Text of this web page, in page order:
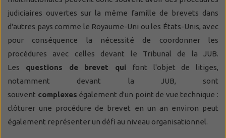
judiciaires ouvertes sur la même famille de brevets dans
d'autres pays comme le Royaume-Uni ou les États-Unis, avec
pour conséquence la nécessité de coordonner les
procédures avec celles devant le Tribunal de la JUB.
Les questions de brevet qui font l'objet de litiges,
notamment devant la JUB, sont
souvent complexes également d'un point de vue technique :
clôturer une procédure de brevet en un an environ peut
également représenter un défi au niveau organisationnel.